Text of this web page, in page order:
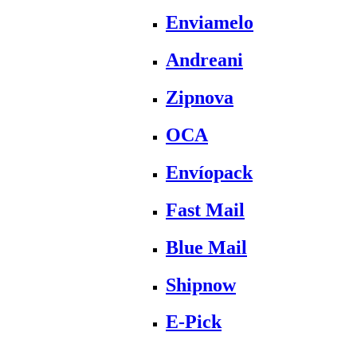
Enviamelo
Andreani
Zipnova
OCA
Envíopack
Fast Mail
Blue Mail
Shipnow
E-Pick